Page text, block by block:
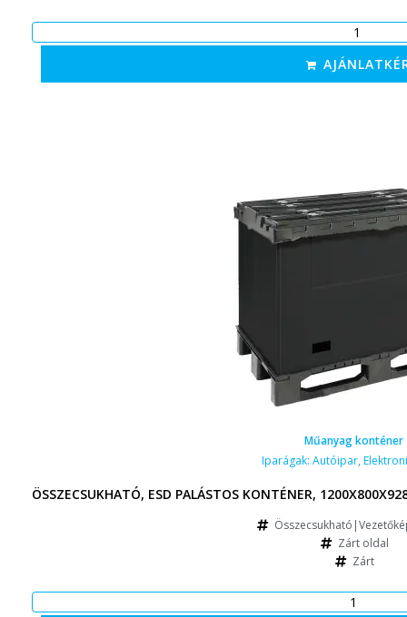
Műanyag konténer
Iparágak: Autóipar,
ÖSSZECSUKHATÓ, ESD PALÁSTOS KONTÉNER,
Zárt oldal
Zárt